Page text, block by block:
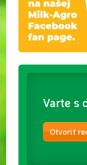
Varte s
Otvoriť